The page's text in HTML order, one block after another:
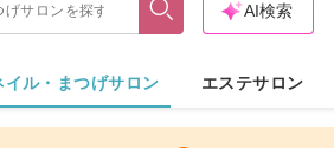
AI検索
イル・まつげサロン エステサロン